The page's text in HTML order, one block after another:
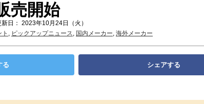
売開始
日： 2023年10月24日（火）
, ピックアップニュース, 国内メーカー, 海外メーカー
る シェアする